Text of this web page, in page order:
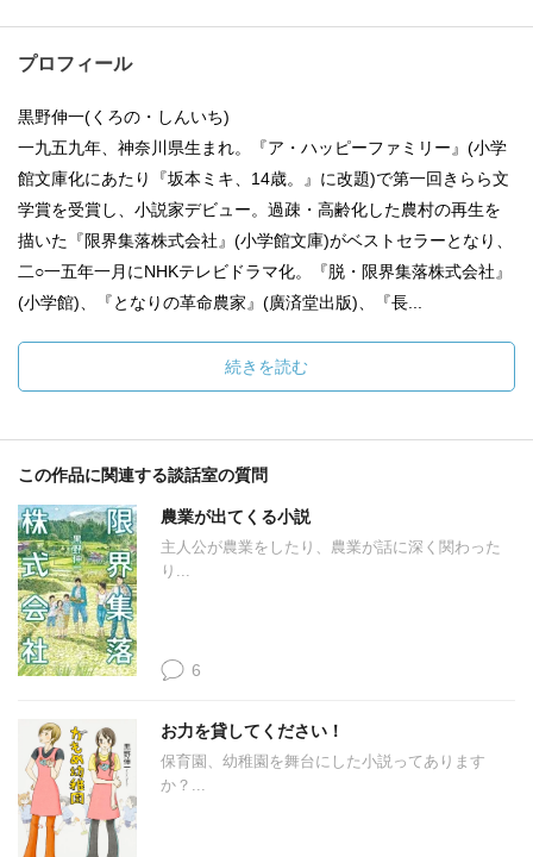
プロフィール
黒野伸一(くろの・しんいち)
一九五九年、神奈川県生まれ。『ア・ハッピーファミリー』(小学
館文庫化にあたり『坂本ミキ、14歳。』に改題)で第一回きらら文
学賞を受賞し、小説家デビュー。過疎・高齢化した農村の再生を
描いた『限界集落株式会社』(小学館文庫)がベストセラーとなり、
二○一五年一月にNHKテレビドラマ化。『脱・限界集落株式会社』
(小学館)、『となりの革命農家』(廣済堂出版)、『長...
続きを読む
この作品に関連する談話室の質問
農業が出てくる小説
主人公が農業をしたり、農業が話に深く関わった
り...
6
お力を貸してください！
保育園、幼稚園を舞台にした小説ってあります
か？...